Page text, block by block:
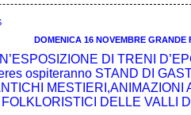
DOMENICA 16 NOVEMBRE GRANDE
DI TRENI
ospiteranno STAND DI
MESTIERI,ANIMAZIONI
DELLE VALLI